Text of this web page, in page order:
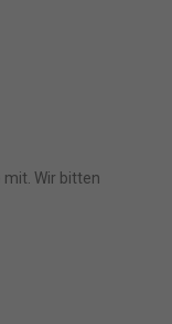
Wir bitten